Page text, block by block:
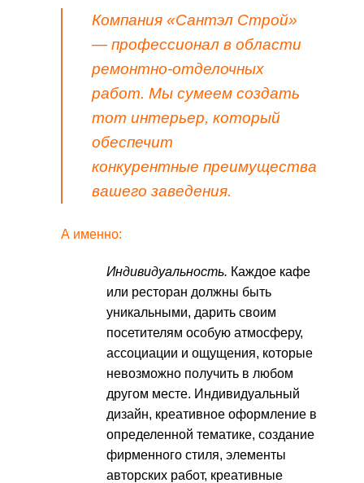
Компания «Сантэл Строй»
— профессионал в области
ремонтно-отделочных
работ. Мы сумеем создать
тот интерьер, который
обеспечит
конкурентные преимущества
вашего заведения.
А именно:
Индивидуальность. Каждое кафе
или ресторан должны быть
уникальными, дарить своим
посетителям особую атмосферу,
ассоциации и ощущения, которые
невозможно получить в любом
другом месте. Индивидуальный
дизайн, креативное оформление в
определенной тематике, создание
фирменного стиля, элементы
авторских работ, креативные